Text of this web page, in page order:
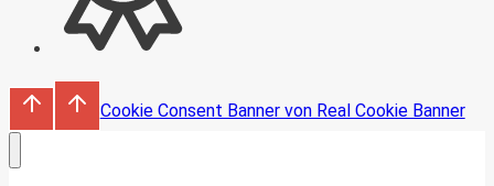
Cookie Consent Banner von Real Cookie Banner